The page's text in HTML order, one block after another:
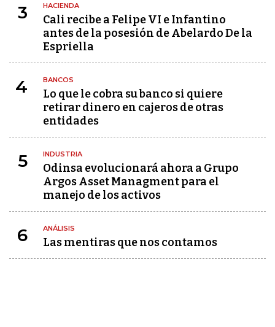
3 HACIENDA
Cali recibe a Felipe VI e Infantino
antes de la posesión de Abelardo De la
Espriella
4 BANCOS
Lo que le cobra su banco si quiere
retirar dinero en cajeros de otras
entidades
5 INDUSTRIA
Odinsa evolucionará ahora a Grupo
Argos Asset Managment para el
manejo de los activos
6 ANÁLISIS
Las mentiras que nos contamos